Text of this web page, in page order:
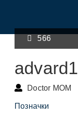
566
advard1
Doctor MOM
Позначки